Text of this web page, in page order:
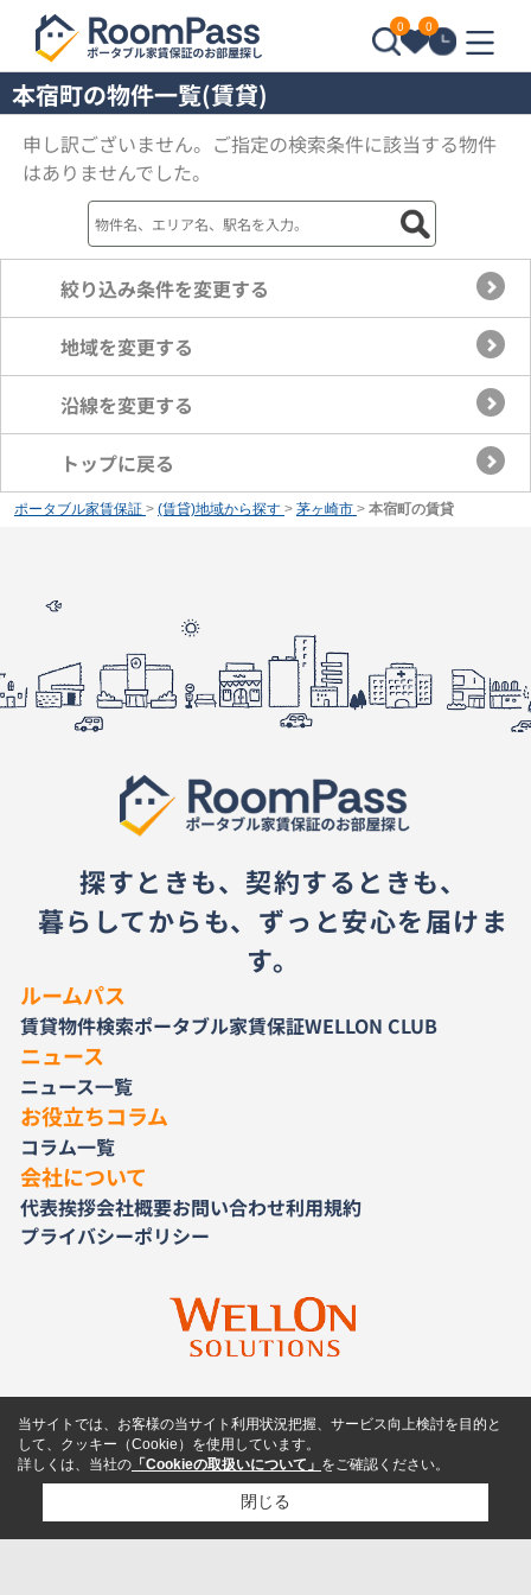
0 0
本宿町の物件一覧(賃貸)
申し訳ございません。ご指定の検索条件に該当する物件
はありませんでした。
絞り込み条件を変更する
地域を変更する
沿線を変更する
トップに戻る
ポータブル家賃保証 > (賃貸)地域から探す > 茅ヶ崎市 > 本宿町の賃貸
探すときも、契約するときも、
暮らしてからも、ずっと安心を届けま
す。
ルームパス
賃貸物件検索ポータブル家賃保証WELLON CLUB
ニュース
ニュース一覧
お役立ちコラム
コラム一覧
会社について
代表挨拶会社概要お問い合わせ利用規約
プライバシーポリシー
当サイトでは、お客様の当サイト利用状況把握、サービス向上検討を目的と
して、クッキー（Cookie）を使用しています。
詳しくは、当社の 「Cookieの取扱いについて」 をご確認ください。
閉じる